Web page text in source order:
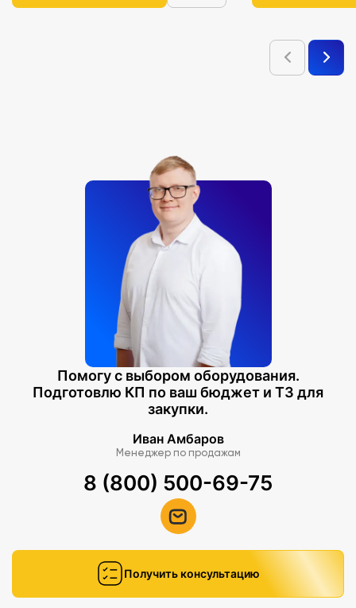
Помогу с выбором оборудования.
Подготовлю КП по ваш бюджет и ТЗ для
закупки.
Иван Амбаров
Менеджер по продажам
8 (800) 500-69-75
Получить консультацию